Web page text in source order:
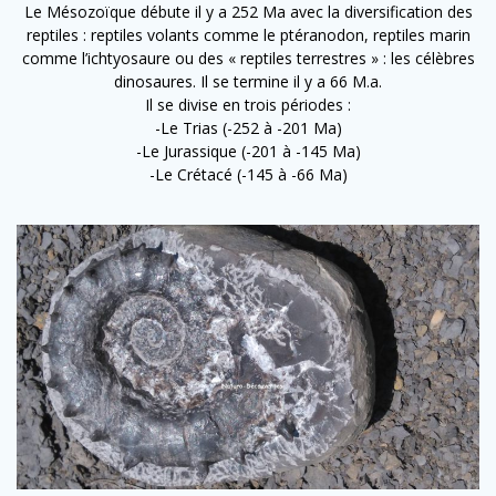
Le Mésozoïque débute il y a 252 Ma avec la diversification des
reptiles : reptiles volants comme le ptéranodon, reptiles marin
comme l’ichtyosaure ou des « reptiles terrestres » : les célèbres
dinosaures. Il se termine il y a 66 M.a.
Il se divise en trois périodes :
-Le Trias (-252 à -201 Ma)
-Le Jurassique (-201 à -145 Ma)
-Le Crétacé (-145 à -66 Ma)